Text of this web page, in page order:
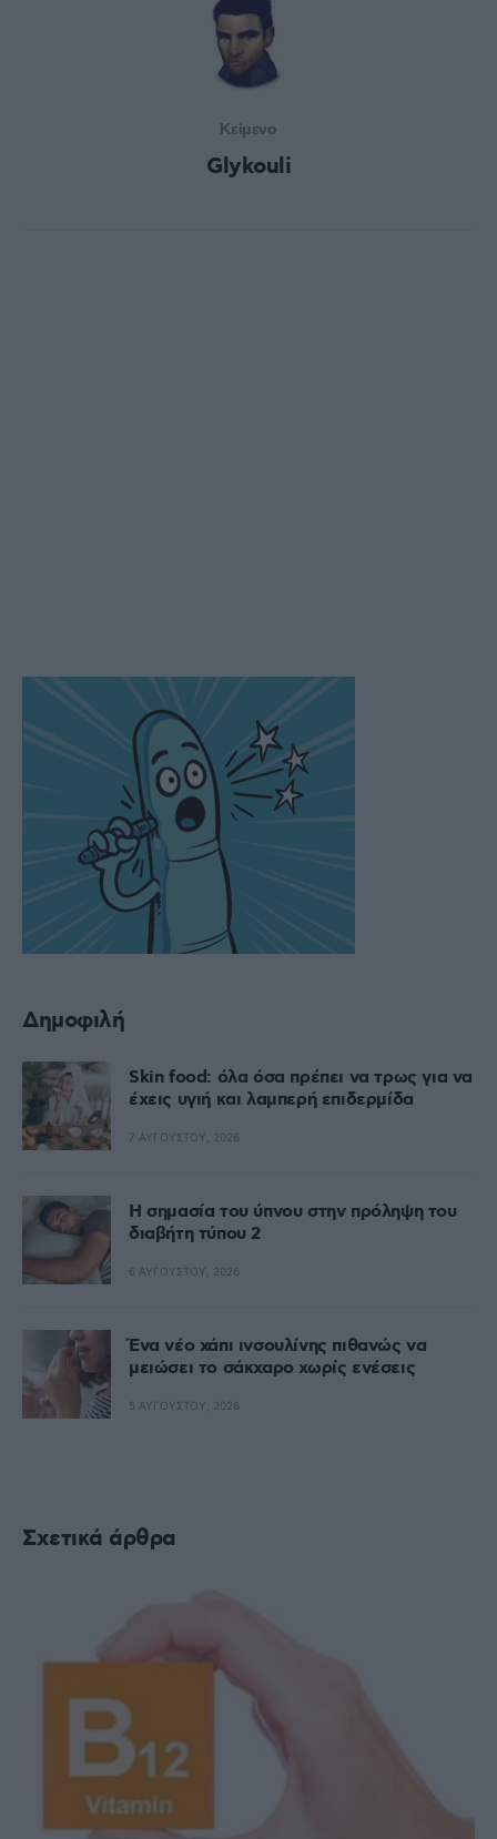
Κείμενο
Glykouli
Δημοφιλή
Skin food: όλα όσα πρέπει να τρως για να
έχεις υγιή και λαμπερή επιδερμίδα
7 ΑΥΓΟΎΣΤΟΥ, 2026
Η σημασία του ύπνου στην πρόληψη του
διαβήτη τύπου 2
6 ΑΥΓΟΎΣΤΟΥ, 2026
Ένα νέο χάπι ινσουλίνης πιθανώς να
μειώσει το σάκχαρο χωρίς ενέσεις
5 ΑΥΓΟΎΣΤΟΥ, 2026
Σχετικά άρθρα